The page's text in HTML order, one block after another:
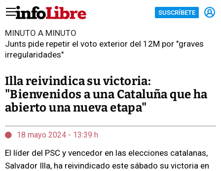
SUSCRÍBETE
MINUTO A MINUTO
Junts pide repetir el voto exterior del 12M por "graves
irregularidades"
Illa reivindica su victoria:
"Bienvenidos a una Cataluña que ha
abierto una nueva etapa"
18 mayo 2024 - 13:39 h
El líder del PSC y vencedor en las elecciones catalanas,
Salvador Illa, ha reivindicado este sábado su victoria en